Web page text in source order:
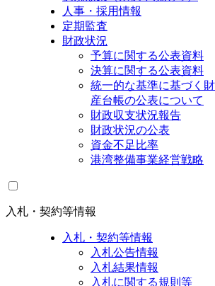
人事・採用情報
定期監査
財政状況
予算に関する公表資料
決算に関する公表資料
統一的な基準に基づく
産台帳の公表について
財政収支状況報告
財政状況の公表
資金不足比率
港湾整備事業経営戦略
入札・契約等情報
入札・契約等情報
入札公告情報
入札結果情報
入札に関する規則等